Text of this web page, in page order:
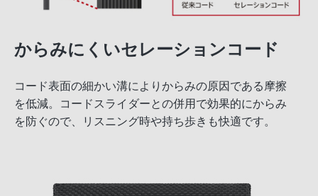
からみにくいセレーションコード
コード表面の細かい溝によりからみの原因である摩擦
を低減。コードスライダーとの併用で効果的にからみ
を防ぐので、リスニング時や持ち歩きも快適です。